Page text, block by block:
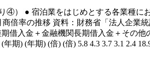
④） ● 宿泊業をはじめとする各業種
倍率の推移 資料：財務省「法人企業
借入金＋金融機関長期借入金＋その
) (年期) (倍) (倍) 5.8 4.3 3.7 3.1 2.4